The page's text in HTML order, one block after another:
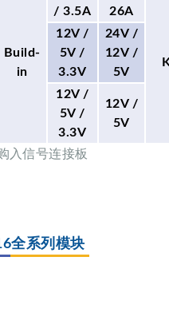
Build-
in
/ 3.5A
26A
12V /
5V /
3.3V
24V /
12V /
5V
12V /
5V /
3.3V
12V /
5V
入信号连接板
全系列模块